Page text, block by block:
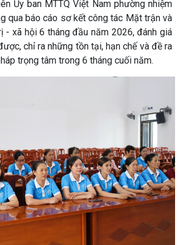
Ủy ban MTTQ Việt Nam phường nhiệm
qua báo cáo sơ kết công tác Mặt trận và
- xã hội 6 tháng đầu năm 2026, đánh giá
chỉ ra những tồn tại, hạn chế và đề ra
trọng tâm trong 6 tháng cuối năm.